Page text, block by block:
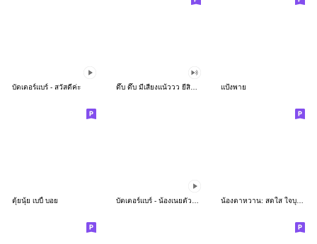
บัตเตอร์แบร์ - สวัสดีค่ะ แป้งพาย
ตุ้ยนุ้ย เบบี้ บอย น้องตาหวาน: สดใส ใจบุญ (สีพาสเทล)